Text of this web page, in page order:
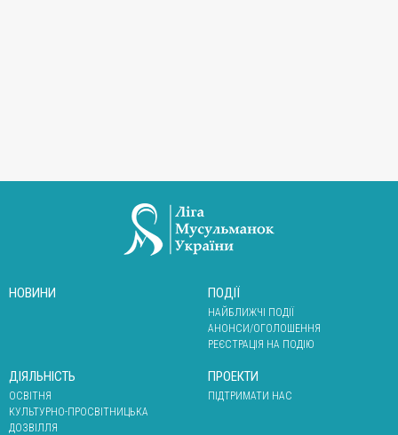
НОВИНИ ПОДІЇ
НАЙБЛИЖЧІ ПОДІЇ
АНОНСИ/ОГОЛОШЕННЯ
РЕЄСТРАЦІЯ НА ПОДІЮ
ДІЯЛЬНІСТЬ
ОСВІТНЯ
КУЛЬТУРНО-ПРОСВІТНИЦЬКА
ДОЗВІЛЛЯ
ПРОЕКТИ
ПІДТРИМАТИ НАС